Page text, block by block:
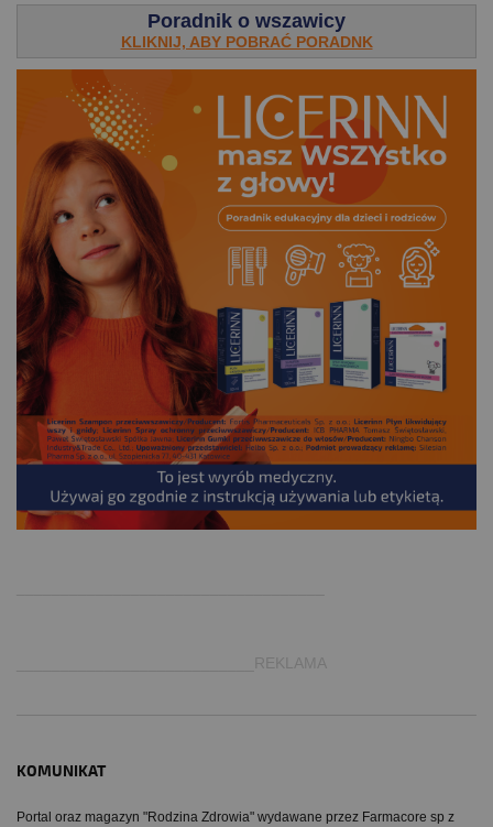
Poradnik o wszawicy
KLIKNIJ, ABY POBRAĆ PORADNK
___________________________REKLAMA
KOMUNIKAT
Portal oraz magazyn "Rodzina Zdrowia" wydawane przez Farmacore sp z